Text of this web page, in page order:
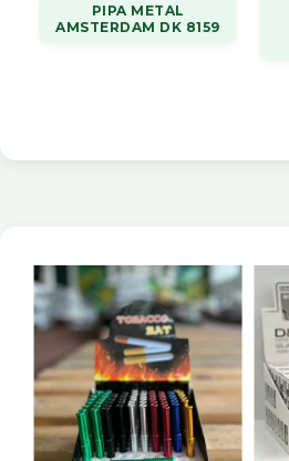
PIPA METAL
AMSTERDAM DK 8159